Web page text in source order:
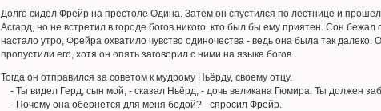
Долго сидел Фрейр на престоле Одина. Затем он спустился по лестнице и
Асгард, но не встретил в городе богов никого, кто был бы ему приятен. Сон
настало утро, Фрейра охватило чувство одиночества - ведь она была так
пропустили его, хотя он опять заговорил с ними на языке богов.
Тогда он отправился за советом к мудрому Ньёрду, своему отцу.
- Ты видел Герд, сын мой, - сказал Ньёрд, - дочь великана Гюмира. Ты должен
- Почему она обернется для меня бедой? - спросил Фрейр.